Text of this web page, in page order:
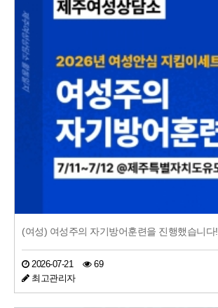
(여성) 여성주의 자기방어훈련을 진행했습니다!
2026-07-21
69
최고관리자